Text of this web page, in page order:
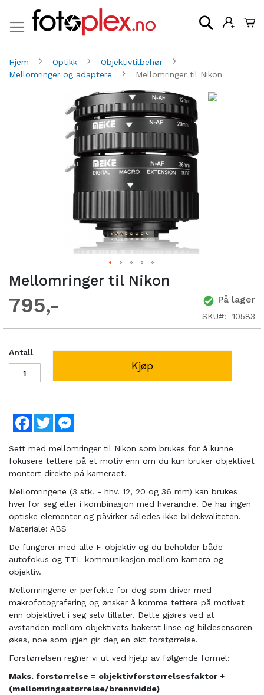
Søk
Hjem Optikk
Objektivtilbehør
Mellomringer og adaptere
Mellomringer til Nikon
Mellomringer til Nikon
795 På lager
SKU 10583
Antall
Kjøp
Facebook
Twitter
Sett med mellomringer til Nikon som brukes for å kunne
fokusere tettere på et motiv enn om du kun bruker objektivet
montert direkte på kameraet.
Mellomringene (3 stk. - hhv. 12, 20 og 36 mm) kan brukes
hver for seg eller i kombinasjon med hverandre. De har ingen
optiske elementer og påvirker således ikke bildekvaliteten.
Materiale: ABS
De fungerer med alle F-objektiv og du beholder både
autofokus og TTL kommunikasjon mellom kamera og
objektiv.
Mellomringene er perfekte for deg som driver med
makrofotografering og ønsker å komme tettere på motivet
enn objektivet i seg selv tillater. Dette gjøres ved at
avstanden mellom objektivets bakerst linse og bildesensoren
økes, noe som igjen gir deg en økt forstørrelse.
Forstørrelsen regner vi ut ved hjelp av følgende formel:
Maks. forstørrelse = objektivforstørrelsesfaktor +
(mellomringsstørrelse/brennvidde)